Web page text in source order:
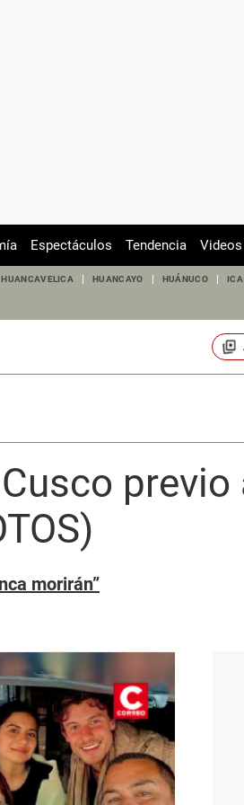
Espectáculos Tendencia Videos
HUANCAVELICA HUANCAYO HUÁNUCO ICA
previo
morirán”